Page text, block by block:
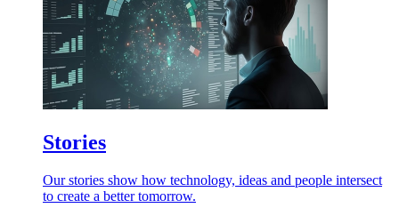
Stories
Our stories show how technology, ideas and people intersect
to create a better tomorrow.